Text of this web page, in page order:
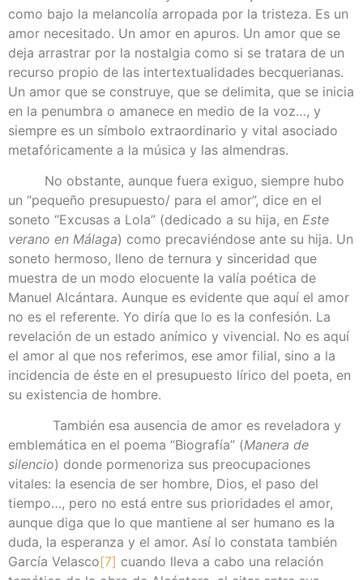
como bajo la melancolía arropada por la tristeza. Es un
amor necesitado. Un amor en apuros. Un amor que se
deja arrastrar por la nostalgia como si se tratara de un
recurso propio de las intertextualidades becquerianas.
Un amor que se construye, que se delimita, que se inicia
en la penumbra o amanece en medio de la voz…, y
siempre es un símbolo extraordinario y vital asociado
metafóricamente a la música y las almendras.
No obstante, aunque fuera exiguo, siempre hubo
un “pequeño presupuesto/ para el amor”, dice en el
soneto “Excusas a Lola” (dedicado a su hija, en Este
verano en Málaga) como precaviéndose ante su hija. Un
soneto hermoso, lleno de ternura y sinceridad que
muestra de un modo elocuente la valía poética de
Manuel Alcántara. Aunque es evidente que aquí el amor
no es el referente. Yo diría que lo es la confesión. La
revelación de un estado anímico y vivencial. No es aquí
el amor al que nos referimos, ese amor filial, sino a la
incidencia de éste en el presupuesto lírico del poeta, en
su existencia de hombre.
También esa ausencia de amor es reveladora y
emblemática en el poema “Biografía” (Manera de
silencio) donde pormenoriza sus preocupaciones
vitales: la esencia de ser hombre, Dios, el paso del
tiempo…, pero no está entre sus prioridades el amor,
aunque diga que lo que mantiene al ser humano es la
duda, la esperanza y el amor. Así lo constata también
García Velasco[7] cuando lleva a cabo una relación